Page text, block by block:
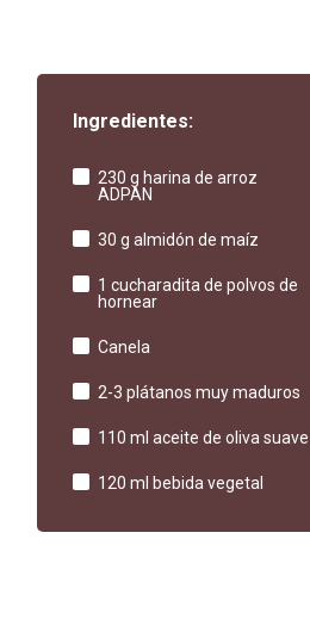
Ingredientes:
230 g harina de arroz
ADPAN
30 g almidón de maíz
1 cucharadita de polvos de
hornear
Canela
2-3 plátanos muy maduros
110 ml aceite de oliva suave
120 ml bebida vegetal